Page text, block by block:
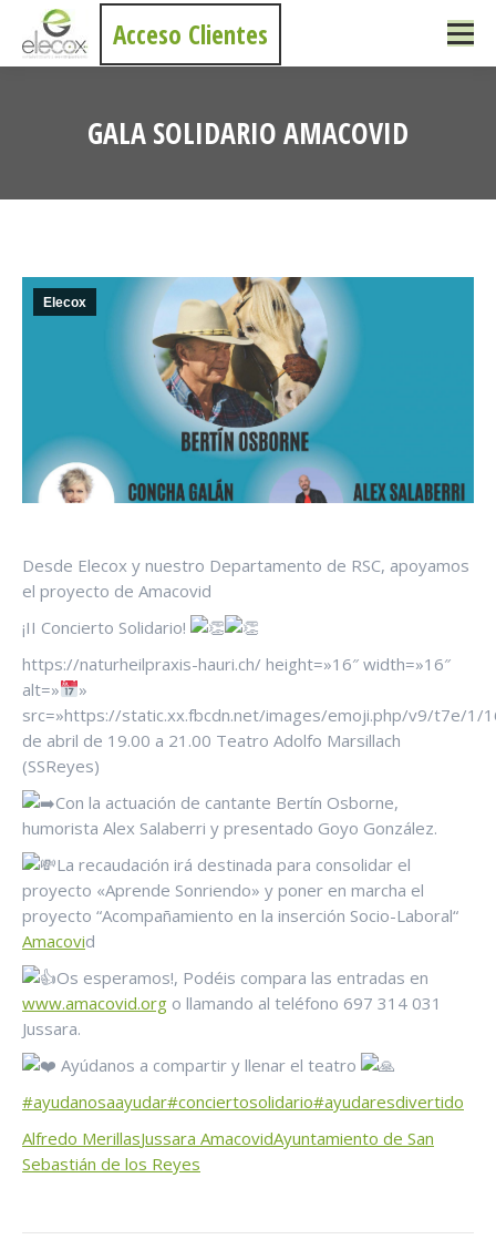
Acceso Clientes
GALA SOLIDARIO AMACOVID
Elecox
Desde Elecox y nuestro Departamento de RSC, apoyamos
el proyecto de Amacovid
¡II Concierto Solidario!
https://naturheilpraxis-hauri.ch/ height=»16″ width=»16″
alt=»
»
src=»https://static.xx.fbcdn.net/images/emoji.php/v9/t7e/1/
de abril de 19.00 a 21.00 Teatro Adolfo Marsillach
(SSReyes)
Con la actuación de cantante Bertín Osborne,
humorista Alex Salaberri y presentado Goyo González.
La recaudación irá destinada para consolidar el
proyecto «Aprende Sonriendo» y poner en marcha el
proyecto “Acompañamiento en la inserción Socio-Laboral“
Amacovid
Os esperamos!, Podéis compara las entradas en
www.amacovid.org o llamando al teléfono 697 314 031
Jussara.
Ayúdanos a compartir y llenar el teatro
#ayudanosaayudar#conciertosolidario#ayudaresdivertido
Alfredo MerillasJussara AmacovidAyuntamiento de San
Sebastián de los Reyes